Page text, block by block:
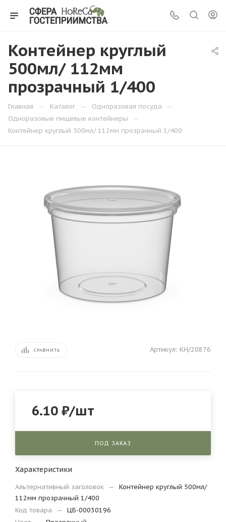
Контейнер круглый
500мл/ 112мм
прозрачный 1/400
Главная — Каталог — Одноразовая посуда —
Одноразовые пищевые контейнеры —
Контейнер круглый 500мл/ 112мм прозрачный 1/400
СРАВНИТЬ Артикул: КН/20876
6.10 ₽/шт
ПОД ЗАКАЗ
Характеристики
Альтернативный заголовок —
Контейнер круглый 500мл/
112мм прозрачный 1/400
Код товара
—
ЦБ-00030196